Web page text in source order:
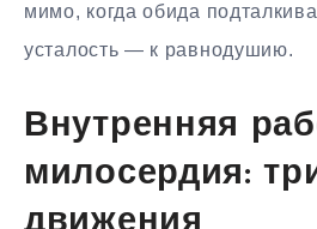
мимо, когда обида
усталость — к равнодушию.
Внутренняя
милосердия:
движения